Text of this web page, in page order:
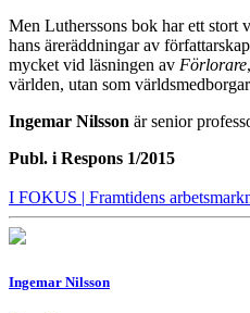
Men Lutherssons bok har ett stort
hans äreräddningar av
mycket vid läsningen av Förlorare
världen, utan som
Ingemar Nilsson är senior
Publ. iRespons 1/2015
I FOKUS | Framtidens
Ingemar Nilsson